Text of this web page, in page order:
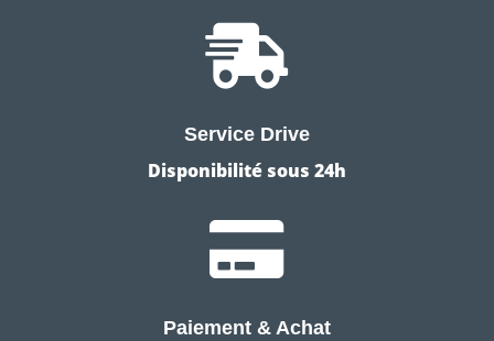

Service Drive
Disponibilité sous 24h

Paiement & Achat